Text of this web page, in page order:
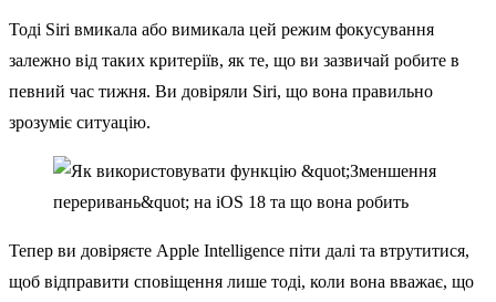
Тоді Siri вмикала або вимикала цей режим фокусування
залежно від таких критеріїв, як те, що ви зазвичай робите в
певний час тижня. Ви довіряли Siri, що вона правильно
зрозуміє ситуацію.
Тепер ви довіряєте Apple Intelligence піти далі та втрутитися,
щоб відправити сповіщення лише тоді, коли вона вважає, що